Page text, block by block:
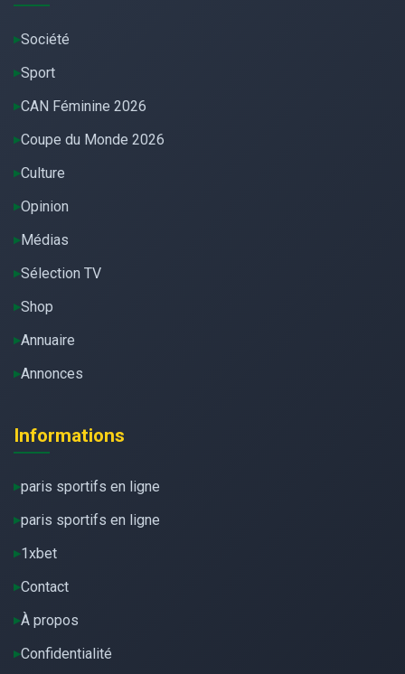
Société
Sport
CAN Féminine 2026
Coupe du Monde 2026
Culture
Opinion
Médias
Sélection TV
Shop
Annuaire
Annonces
Informations
paris sportifs en ligne
paris sportifs en ligne
1xbet
Contact
À propos
Confidentialité